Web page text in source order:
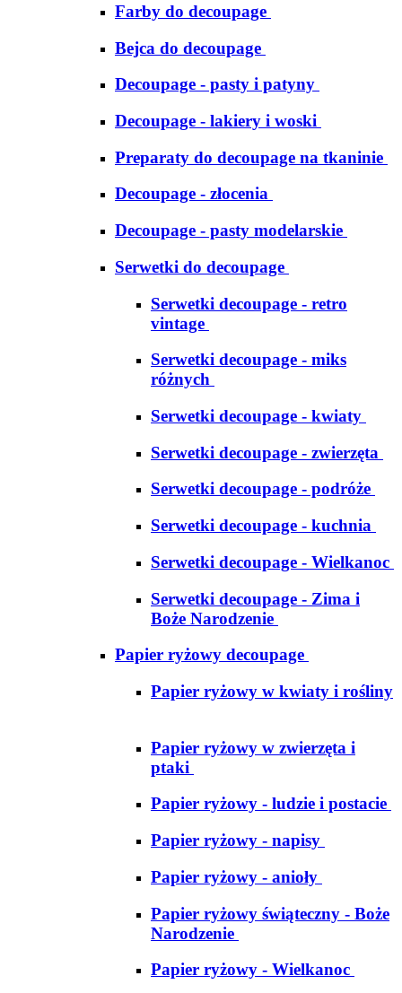
Farby do decoupage
Bejca do decoupage
Decoupage - pasty i patyny
Decoupage - lakiery i woski
Preparaty do decoupage na tkaninie
Decoupage - złocenia
Decoupage - pasty modelarskie
Serwetki do decoupage
Serwetki decoupage - retro
vintage
Serwetki decoupage - miks
różnych
Serwetki decoupage - kwiaty
Serwetki decoupage - zwierzęta
Serwetki decoupage - podróże
Serwetki decoupage - kuchnia
Serwetki decoupage - Wielkanoc
Serwetki decoupage - Zima i
Boże Narodzenie
Papier ryżowy decoupage
Papier ryżowy w kwiaty i rośliny
Papier ryżowy w zwierzęta i
ptaki
Papier ryżowy - ludzie i postacie
Papier ryżowy - napisy
Papier ryżowy - anioły
Papier ryżowy świąteczny - Boże
Narodzenie
Papier ryżowy - Wielkanoc